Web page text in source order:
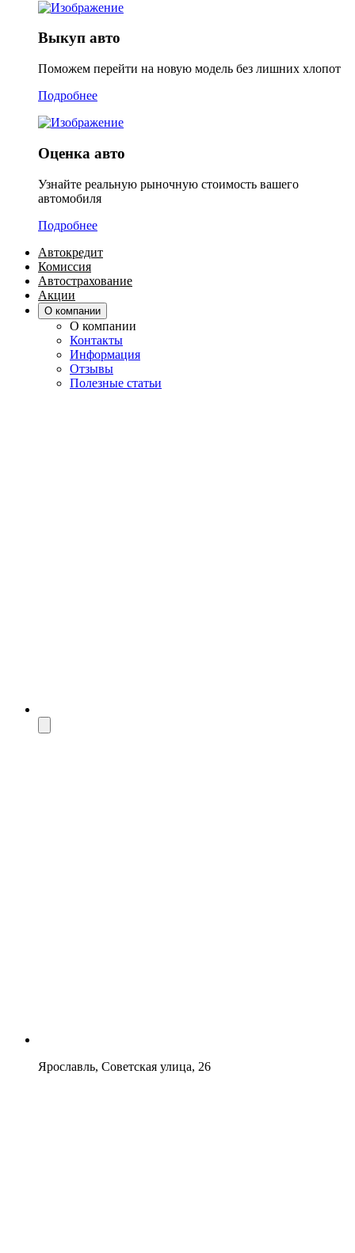
Выкуп авто
Поможем перейти на новую модель без лишних хлопот
Подробнее
Оценка авто
Узнайте реальную рыночную стоимость вашего
автомобиля
Подробнее
Автокредит
Комиссия
Автострахование
Акции
О компании
О компании
Контакты
Информация
Отзывы
Полезные статьи
Ярославль, Советская улица, 26